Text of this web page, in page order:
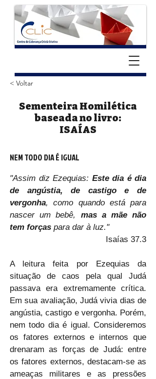
< Voltar
Sementeira Homilética
baseada no livro:
ISAÍAS
NEM TODO DIA É IGUAL
"Assim diz Ezequias: Este dia é dia
de angústia, de castigo e de
vergonha, como quando está para
nascer um bebê,
mas a mãe não
tem forças para dar à luz."
Isaías 37.3
A leitura feita por Ezequias da
situação de caos pela qual Judá
passava era extremamente crítica.
Em sua avaliação, Judá vivia dias de
angústia, castigo e vergonha. Porém,
nem todo dia é igual. Consideremos
os fatores externos e internos que
drenaram as forças de Judá: entre
os fatores externos, destacam-se as
ameaças militares e as pressões